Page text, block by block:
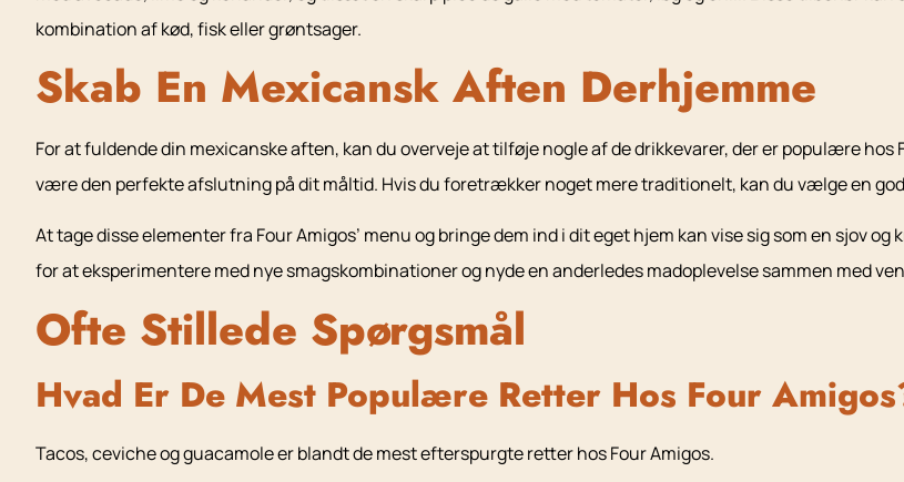
kombination af kød, fisk eller grøntsager.
Skab En Mexicansk Aften Derhjemme
For at fuldende din mexicanske aften, kan du overveje at tilføje nogle af de drikkevarer, der er populære
være den perfekte afslutning på dit måltid. Hvis du foretrækker noget mere traditionelt, kan du vælge en
At tage disse elementer fra Four Amigos’ menu og bringe dem ind i dit eget hjem kan vise sig som en sjov
for at eksperimentere med nye smagskombinationer og nyde en anderledes madoplevelse sammen med
Ofte Stillede Spørgsmål
Hvad Er De Mest Populære Retter Hos Four
Tacos, ceviche og guacamole er blandt de mest efterspurgte retter hos Four Amigos.